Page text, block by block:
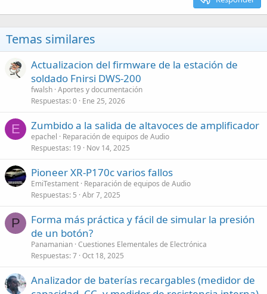
Temas similares
Actualizacion del firmware de la estación de
soldado Fnirsi DWS-200
fwalsh Aportes y documentación
Respuestas 0 Ene 25, 2026
E Zumbido a la salida de altavoces de amplificador
epachel
Reparación de equipos de Audio
Respuestas 19 Nov 14, 2025
Pioneer XR-P170c varios fallos
EmiTestament Reparación de equipos de Audio
Respuestas 5 Abr 7, 2025
P
Forma más práctica y fácil de simular la presión
de un botón?
Panamanian Cuestiones Elementales de Electrónica
Respuestas 7 Oct 18, 2025
Analizador de baterías recargables (medidor de